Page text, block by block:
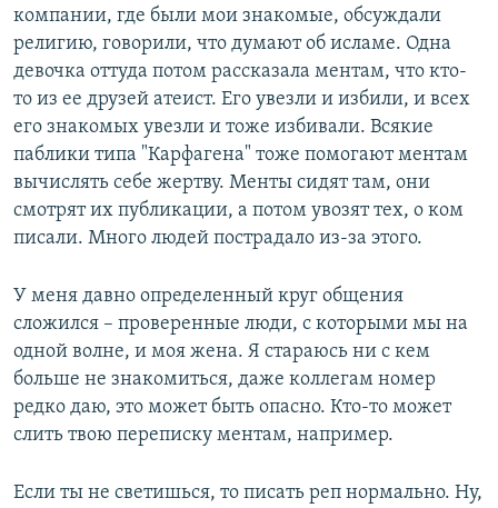
компании, где были мои знакомые, обсуждали
религию, говорили, что думают об исламе. Одна
девочка оттуда потом рассказала ментам, что кто-
то из ее друзей атеист. Его увезли и избили, и всех
его знакомых увезли и тоже избивали. Всякие
паблики типа "Карфагена" тоже помогают ментам
вычислять себе жертву. Менты сидят там, они
смотрят их публикации, а потом увозят тех, о ком
писали. Много людей пострадало из-за этого.
У меня давно определенный круг общения
сложился – проверенные люди, с которыми мы на
одной волне, и моя жена. Я стараюсь ни с кем
больше не знакомиться, даже коллегам номер
редко даю, это может быть опасно. Кто-то может
слить твою переписку ментам, например.
Если ты не светишься, то писать реп нормально. Ну,